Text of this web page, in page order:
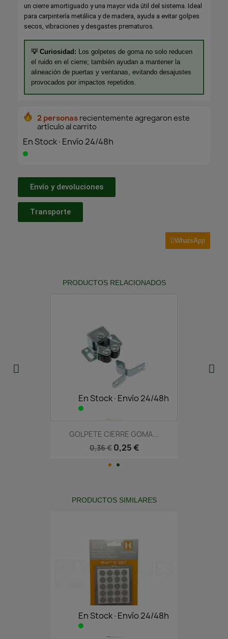
un cierre amortiguado y una mayor vida útil del sistema. Ideal
para carpintería metálica y de madera, ayuda a evitar golpes
secos, vibraciones y desgastes prematuros.
💡 Curiosidad: Los golpetes de goma no solo reducen
el ruido en el cierre; también ayudan a mantener la
alineación de puertas y ventanas, evitando desajustes
provocados por impactos repetidos.
2 personas recientemente agregaron este
artículo al carrito
En Stock·Envío 24/48h
Envío y devoluciones
Transporte
WhatsApp
PRODUCTOS RELACIONADOS
En Stock·Envío 24/48h
GOLPETE CIERRE GOMA...
0,36 € 0,25 €
PRODUCTOS SIMILARES
En Stock·Envío 24/48h